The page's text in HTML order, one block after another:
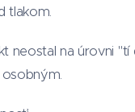
tlakom.
neostal na úrovni "tí
osobným.